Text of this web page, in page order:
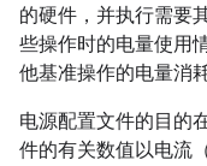
的硬件，并执行需要
些操作时的电量使用
他基准操作的电量消
电源配置文件的目的
件的有关数值以电流